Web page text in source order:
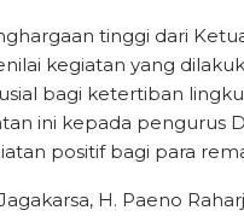
tinggi dari
kegiatan yang
bagi ketertiban
ini kepada pengurus
positif bagi para
H. Paeno